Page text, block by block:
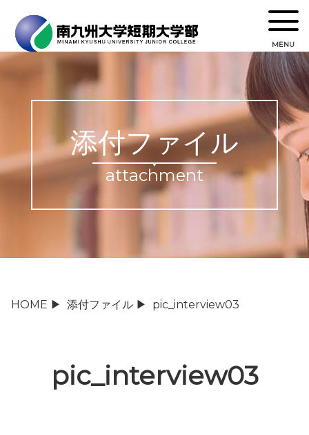
MENU
添付ファイル
attachment
HOME ▶ 添付ファイル ▶ pic_interview03
pic_interview03